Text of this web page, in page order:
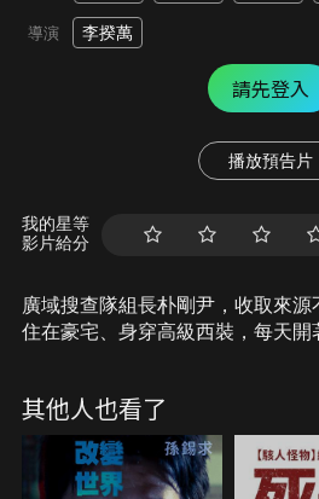
導演 李揆萬
請先登入
播放預告片
我的星等
影片給分
廣域搜查隊組長朴剛尹，收取來源
住在豪宅、身穿高級西裝，每天開
的兩人在一起調查新型毒品案件的
現崔旻載是名負責監視自己的警
接近了隱藏在朴剛尹背後警察組
其他人也看了